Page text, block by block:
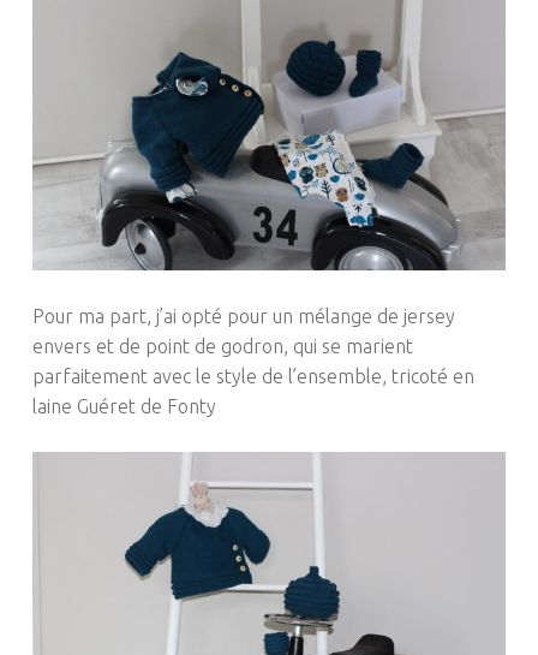
Pour ma part, j’ai opté pour un mélange de jersey
envers et de point de godron, qui se marient
parfaitement avec le style de l’ensemble, tricoté en
laine Guéret de Fonty